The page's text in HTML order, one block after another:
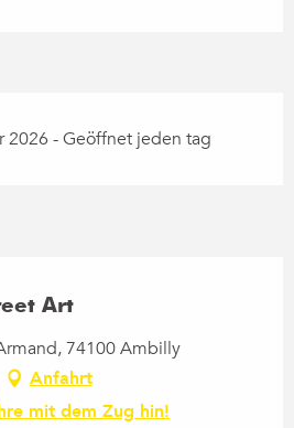
2026 - Geöffnet jeden tag
Art
74100 Ambilly
Anfahrt
mit dem Zug hin!